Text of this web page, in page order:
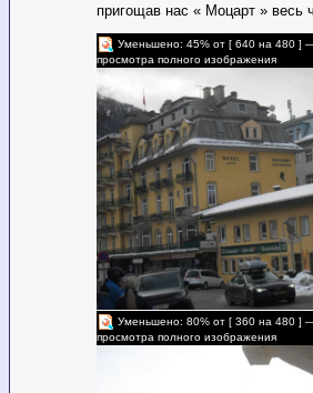
пригощав нас « Моцарт » весь
Уменьшено: 45% от [ 640 на 480 ]
просмотра полного изображения
Уменьшено: 80% от [ 360 на 480 ]
просмотра полного изображения